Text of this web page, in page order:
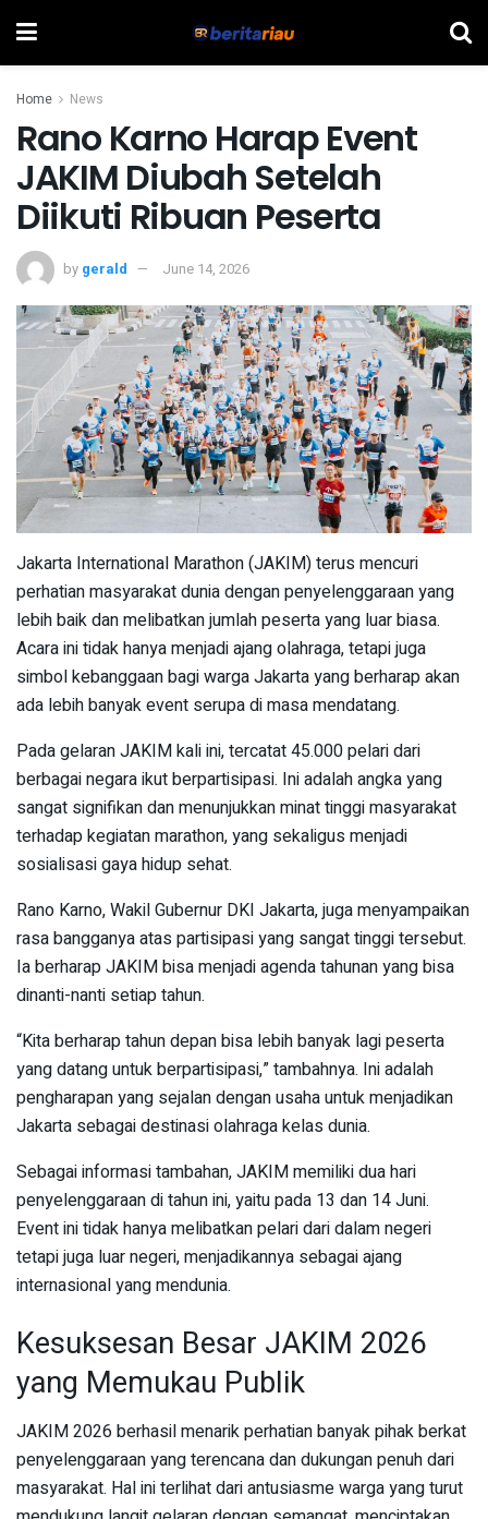
Home News
Rano Karno Harap Event
JAKIM Diubah Setelah
Diikuti Ribuan Peserta
by gerald June 14, 2026
Jakarta International Marathon (JAKIM) terus mencuri
perhatian masyarakat dunia dengan penyelenggaraan yang
lebih baik dan melibatkan jumlah peserta yang luar biasa.
Acara ini tidak hanya menjadi ajang olahraga, tetapi juga
simbol kebanggaan bagi warga Jakarta yang berharap akan
ada lebih banyak event serupa di masa mendatang.
Pada gelaran JAKIM kali ini, tercatat 45.000 pelari dari
berbagai negara ikut berpartisipasi. Ini adalah angka yang
sangat signifikan dan menunjukkan minat tinggi masyarakat
terhadap kegiatan marathon, yang sekaligus menjadi
sosialisasi gaya hidup sehat.
Rano Karno, Wakil Gubernur DKI Jakarta, juga menyampaikan
rasa bangganya atas partisipasi yang sangat tinggi tersebut.
Ia berharap JAKIM bisa menjadi agenda tahunan yang bisa
dinanti-nanti setiap tahun.
“Kita berharap tahun depan bisa lebih banyak lagi peserta
yang datang untuk berpartisipasi,” tambahnya. Ini adalah
pengharapan yang sejalan dengan usaha untuk menjadikan
Jakarta sebagai destinasi olahraga kelas dunia.
Sebagai informasi tambahan, JAKIM memiliki dua hari
penyelenggaraan di tahun ini, yaitu pada 13 dan 14 Juni.
Event ini tidak hanya melibatkan pelari dari dalam negeri
tetapi juga luar negeri, menjadikannya sebagai ajang
internasional yang mendunia.
Kesuksesan Besar JAKIM 2026
yang Memukau Publik
JAKIM 2026 berhasil menarik perhatian banyak pihak berkat
penyelenggaraan yang terencana dan dukungan penuh dari
masyarakat. Hal ini terlihat dari antusiasme warga yang turut